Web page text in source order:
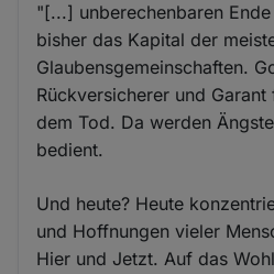
"[...] unberechenbaren
bisher das Kapital der
Glaubensgemeinschaften.
Rückversicherer und
dem Tod. Da werden
bedient.
Und heute? Heute
und Hoffnungen vieler
Hier und Jetzt. Auf das